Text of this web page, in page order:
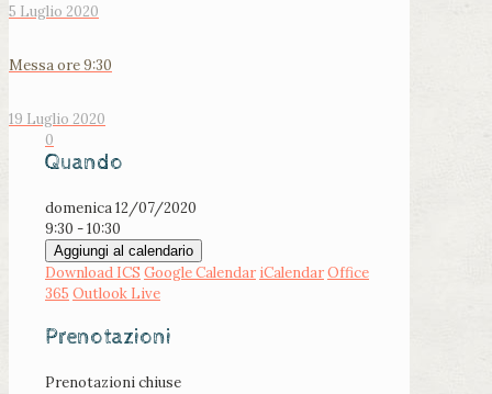
5 Luglio 2020
Messa ore 9:30
19 Luglio 2020
0
Quando
domenica 12/07/2020
9:30 - 10:30
Aggiungi al calendario
Download ICS Google Calendar iCalendarOffice
365 Outlook Live
Prenotazioni
Prenotazioni chiuse